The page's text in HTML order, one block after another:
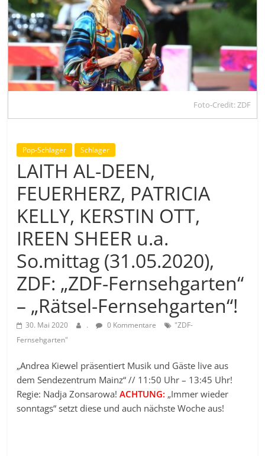
Foto-Credit: ZDF
Pop-Schlager Schlager
LAITH AL-DEEN,
FEUERHERZ, PATRICIA
KELLY, KERSTIN OTT,
IREEN SHEER u.a.
So.mittag (31.05.2020),
ZDF: „ZDF-Fernsehgarten“
– „Rätsel-Fernsehgarten“!
30. Mai 2020 . 0 Kommentare
"ZDF-
Fernsehgarten"
„Andrea Kiewel präsentiert Musik und Gäste live aus
dem Sendezentrum Mainz“ // 11:50 Uhr – 13:45 Uhr!
Regie: Nadja Zonsarowa!ACHTUNG: „Immer wieder
sonntags“ setzt diese und auch nächste Woche aus!